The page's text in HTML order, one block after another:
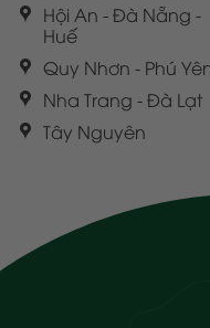
Hội An - Đà Nẵng -
Huế
Quy Nhơn - Phú
Nha Trang - Đà Lạt
Tây Nguyên